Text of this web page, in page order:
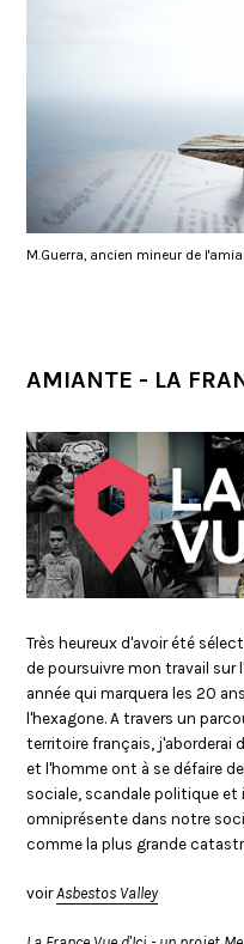
M.Guerra, ancien mineur de
AMIANTE - LA
Très heureux d'avoir été
de poursuivre mon travail sur
année qui marquera les 20
l'hexagone. A travers un
territoire français, j'aborderai
et l'homme ont à se défaire
sociale, scandale politique
omniprésente dans notre
comme la plus grande
voirAsbestos Valley